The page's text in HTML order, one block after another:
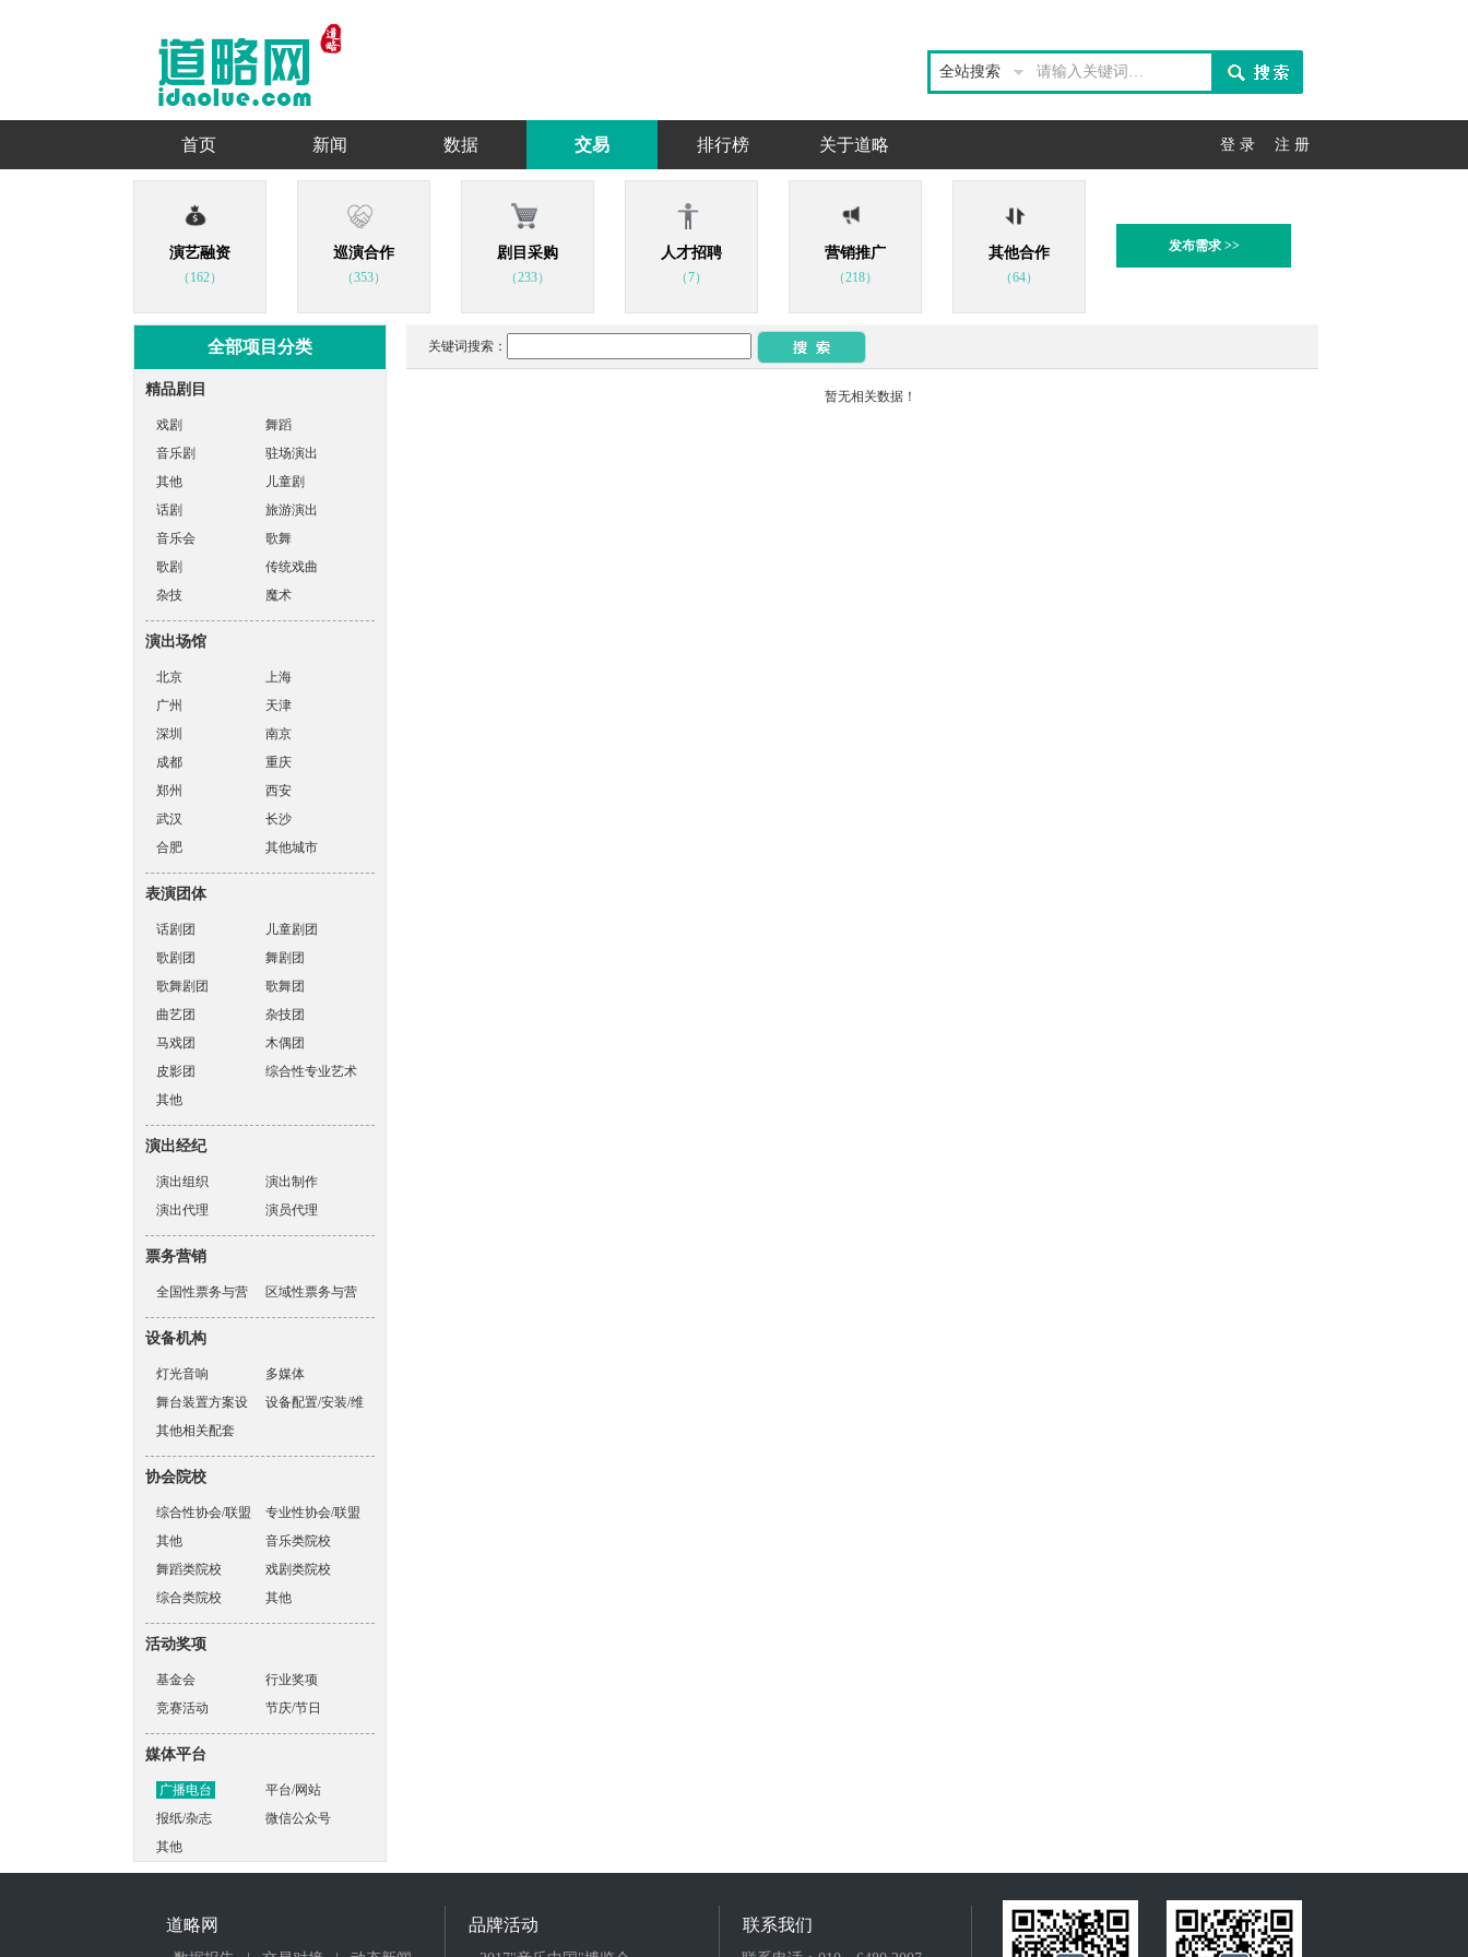
全站搜索
首页 新闻 数据 交易 排行榜 关于道略 登 录 注 册
演艺融资
（162）
巡演合作
（353）
剧目采购
（233）
人才招聘
（7）
营销推广
（218）
其他合作
（64）
发布需求 >>
全部项目分类
精品剧目
戏剧
舞蹈
音乐剧
驻场演出
其他
儿童剧
话剧
旅游演出
音乐会
歌舞
歌剧
传统戏曲
杂技
魔术
演出场馆
北京
上海
广州
天津
深圳
南京
成都
重庆
郑州
西安
武汉
长沙
合肥
其他城市
表演团体
话剧团
儿童剧团
歌剧团
舞剧团
歌舞剧团
歌舞团
曲艺团
杂技团
马戏团
木偶团
皮影团
综合性专业艺术
其他
演出经纪
演出组织
演出制作
演出代理
演员代理
票务营销
全国性票务与营
销机构
区域性票务与营
销机构
设备机构
灯光音响
多媒体
舞台装置方案设
计
设备配置/安装/维
其他相关配套
协会院校
综合性协会/联盟
专业性协会/联盟
其他
音乐类院校
舞蹈类院校
戏剧类院校
综合类院校
其他
活动奖项
基金会
行业奖项
竞赛活动
节庆/节日
媒体平台
广播电台
平台/网站
报纸/杂志
微信公众号
其他
关键词搜索：
暂无相关数据！
道略网 品牌活动 联系我们